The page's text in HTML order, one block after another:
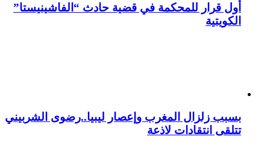
أول قرار للمحكمة في قضية حادث “الفاشينيستا”
الكويتية
بسبب زلزال المغرب وإعصار ليبيا..رضوى الشربيني
تتلقى انتقادات لاذعة